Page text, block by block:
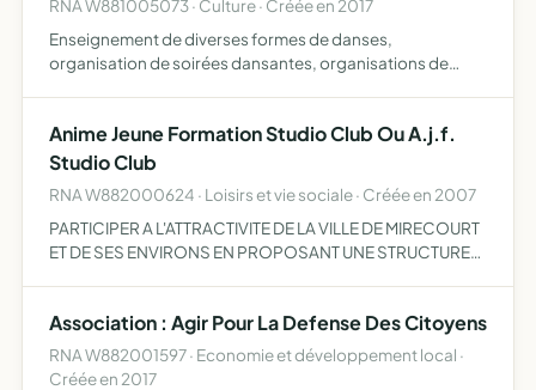
RNA W881005073 · Culture · Créée en 2017
Enseignement de diverses formes de danses,
organisation de soirées dansantes, organisations de
Anime Jeune Formation Studio Club Ou A.j.f.
Studio Club
RNA W882000624 · Loisirs et vie sociale · Créée en 2007
PARTICIPER A L'ATTRACTIVITE DE LA VILLE DE MIRECOURT
ET DE SES ENVIRONS EN PROPOSANT UNE STRUCTURE
RETROUVER, ETUDIER...
Association : Agir Pour La Defense Des Citoyens
RNA W882001597 · Economie et développement local ·
Créée en 2017